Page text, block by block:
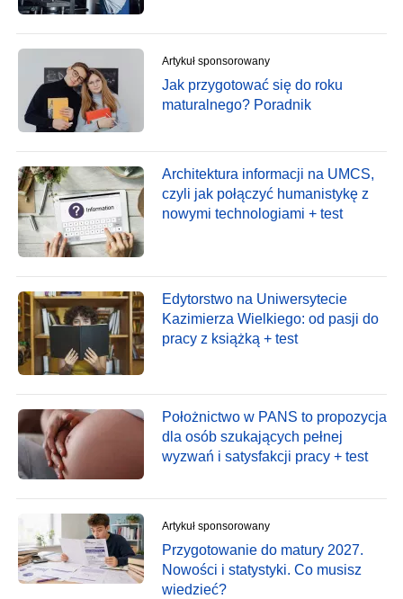
Artykuł sponsorowany
Jak przygotować się do roku
maturalnego? Poradnik
Architektura informacji na UMCS,
czyli jak połączyć humanistykę z
nowymi technologiami + test
Edytorstwo na Uniwersytecie
Kazimierza Wielkiego: od pasji do
pracy z książką + test
Położnictwo w PANS to propozycja
dla osób szukających pełnej
wyzwań i satysfakcji pracy + test
Artykuł sponsorowany
Przygotowanie do matury 2027.
Nowości i statystyki. Co musisz
wiedzieć?